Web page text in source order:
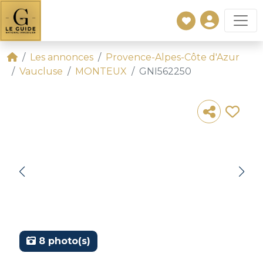
Les annonces
Provence-Alpes-Côte d'Azur
Vaucluse
MONTEUX GNI562250
8 photo(s)